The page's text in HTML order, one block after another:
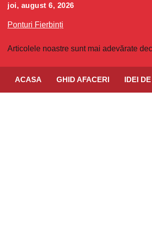
Skip
content
joi, august 6, 2026
Ponturi Fierbinți
Articolele noastre sunt mai adevărate
ACASA GHID AFACERI IDEI